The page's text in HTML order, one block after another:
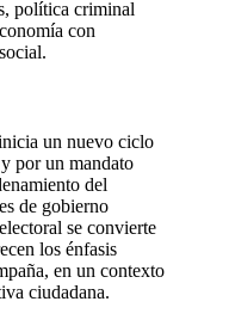
política criminal
con
un nuevo ciclo
por un mandato
del
de gobierno
se convierte
los énfasis
en un contexto
ciudadana.